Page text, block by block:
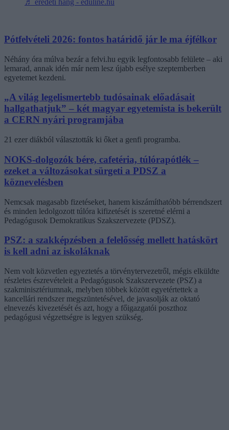
♬ eredeti hang - eduline.hu
Pótfelvételi 2026: fontos határidő jár le ma éjfélkor
Néhány óra múlva bezár a felvi.hu egyik legfontosabb felülete – aki
lemarad, annak idén már nem lesz újabb esélye szeptemberben
egyetemet kezdeni.
„A világ legelismertebb tudósainak előadásait
hallgathatjuk” – két magyar egyetemista is bekerült
a CERN nyári programjába
21 ezer diákból választották ki őket a genfi programba.
NOKS-dolgozók bére, cafetéria, túlórapótlék –
ezeket a változásokat sürgeti a PDSZ a
köznevelésben
Nemcsak magasabb fizetéseket, hanem kiszámíthatóbb bérrendszert
és minden ledolgozott túlóra kifizetését is szeretné elérni a
Pedagógusok Demokratikus Szakszervezete (PDSZ).
PSZ: a szakképzésben a felelősség mellett hatáskört
is kell adni az iskoláknak
Nem volt közvetlen egyeztetés a törvénytervezetről, mégis elküldte
részletes észrevételeit a Pedagógusok Szakszervezete (PSZ) a
szakminisztériumnak, melyben többek között egyetértettek a
kancellári rendszer megszüntetésével, de javasolják az oktató
elnevezés kivezetését és azt, hogy a főigazgatói poszthoz
pedagógusi végzettségre is legyen szükség.